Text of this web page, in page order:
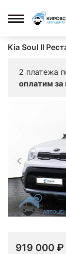
Kia Soul II
2 платежа
оплатим за
919 000 ₽